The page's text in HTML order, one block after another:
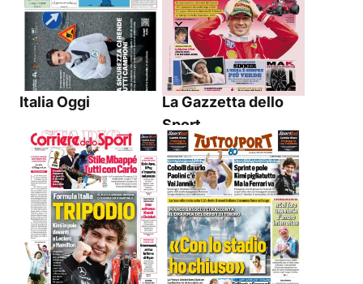
Italia Oggi
La Gazzetta dello
Sport